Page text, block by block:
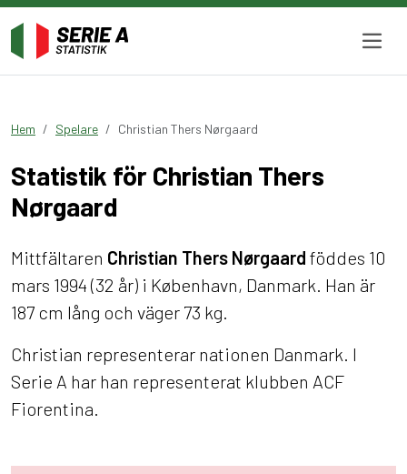
Hem Spelare Christian Thers Nørgaard
Statistik för Christian Thers
Nørgaard
Mittfältaren Christian Thers Nørgaard föddes 10
mars 1994 (32 år) i København, Danmark. Han är
187 cm lång och väger 73 kg.
Christian representerar nationen Danmark. I
Serie A har han representerat klubben ACF
Fiorentina.